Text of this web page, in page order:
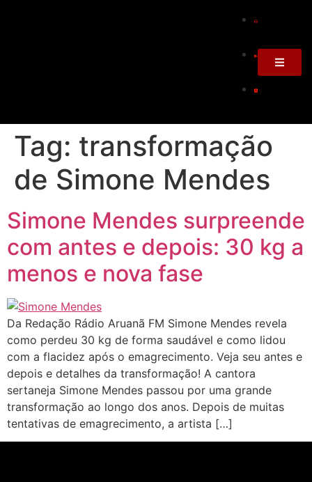
Tag: transformação
de Simone Mendes
Simone Mendes surpreende
com antes e depois: 30 kg a
menos e nova fase
Da Redação Rádio Aruanã FM Simone Mendes revela
como perdeu 30 kg de forma saudável e como lidou
com a flacidez após o emagrecimento. Veja seu antes e
depois e detalhes da transformação! A cantora
sertaneja Simone Mendes passou por uma grande
transformação ao longo dos anos. Depois de muitas
tentativas de emagrecimento, a artista […]